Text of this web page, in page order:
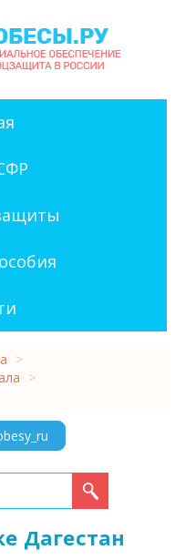
>
>
Дагестан